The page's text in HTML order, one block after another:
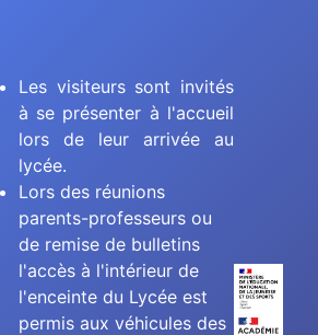
Les visiteurs sont invités
à se présenter à l'accueil
lors de leur arrivée au
lycée.
Lors des réunions
parents-professeurs ou
de remise de bulletins
l'accès à l'intérieur de
l'enceinte du Lycée est
permis aux véhicules des